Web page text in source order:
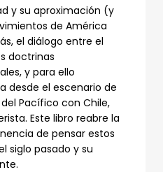
y su aproximación (y
de América
el diálogo entre el
doctrinas
y para ello
desde el escenario de
Pacífico con Chile,
Este libro reabre la
de pensar estos
siglo pasado y su